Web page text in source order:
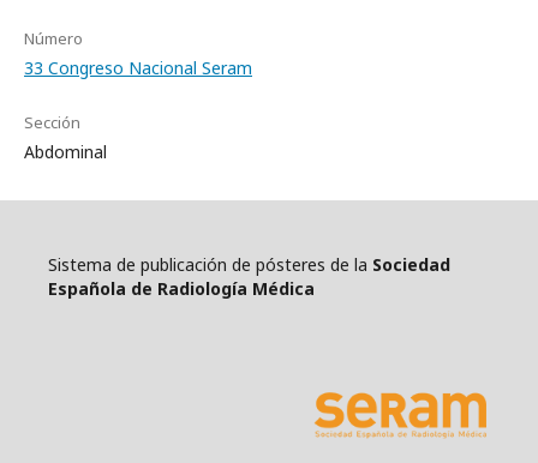
Número
33 Congreso Nacional Seram
Sección
Abdominal
Sistema de publicación de pósteres de la Sociedad
Española de Radiología Médica